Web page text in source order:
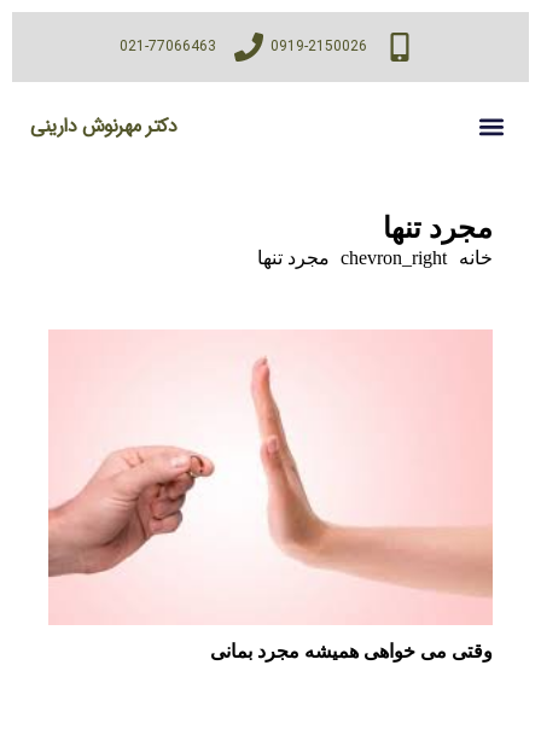
0919-2150026
021-77066463
دکتر مهرنوش دارینی
مجرد تنها
chevron_right مجرد تنها
وقتی می خواهی همیشه مجرد بمانی